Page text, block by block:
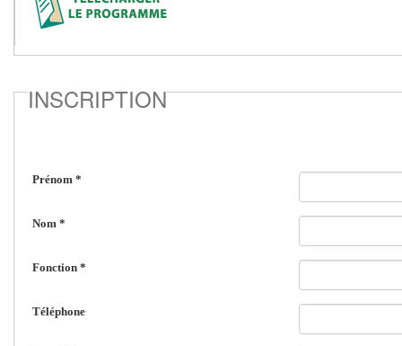
INSCRIPTION
Prénom *
Nom *
Fonction *
Téléphone